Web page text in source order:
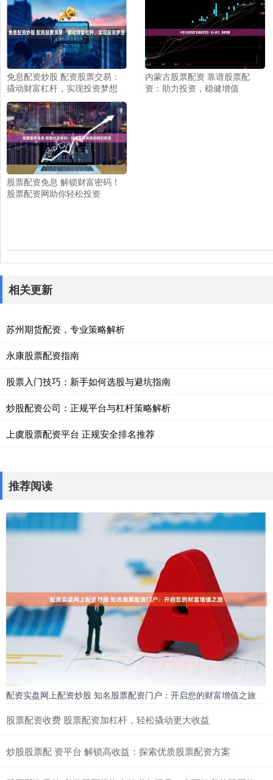
免息配资炒股 配资股票交易：
撬动财富杠杆，实现投资梦想
内蒙古股票配资 靠谱股票配
资：助力投资，稳健增值
股票配资免息 解锁财富密码！
股票配资网助你轻松投资
相关更新
苏州期货配资，专业策略解析
永康股票配资指南
股票入门技巧：新手如何选股与避坑指南
炒股配资公司：正规平台与杠杆策略解析
上虞股票配资平台 正规安全排名推荐
推荐阅读
配资实盘网上配资炒股 知名股票配资门户：开启您的财富增值之旅
股票配资收费 股票配资加杠杆，轻松撬动更大收益
炒股股票配 资平台 解锁高收益：探索优质股票配资方案